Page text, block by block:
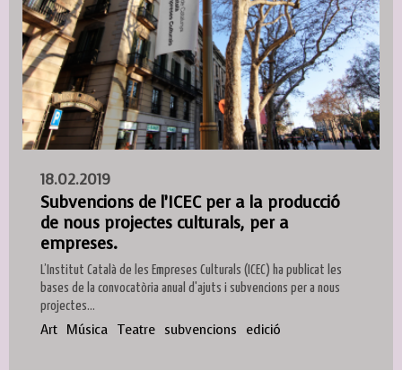
18.02.2019
Subvencions de l’ICEC per a la producció
de nous projectes culturals, per a
empreses.
L’Institut Català de les Empreses Culturals (ICEC) ha publicat les
bases de la convocatòria anual d'ajuts i subvencions per a nous
projectes...
Art Música Teatre subvencions edició